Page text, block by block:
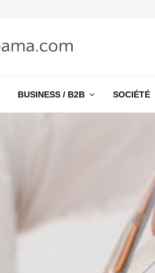
BUSINESS / B2B SOCIÉTÉ